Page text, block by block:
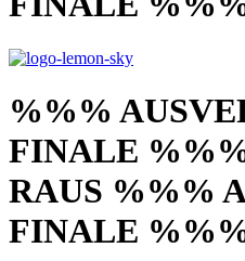
%%%
FINALE
RAUS %%%
FINALE